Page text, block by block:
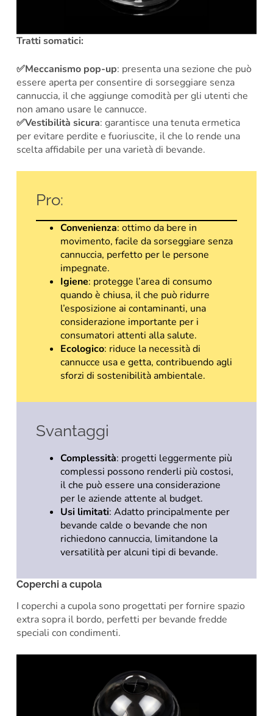
Tratti somatici:
✅Meccanismo pop-up: presenta una sezione che può
essere aperta per consentire di sorseggiare senza
cannuccia, il che aggiunge comodità per gli utenti che
non amano usare le cannucce.
✅Vestibilità sicura: garantisce una tenuta ermetica
per evitare perdite e fuoriuscite, il che lo rende una
scelta affidabile per una varietà di bevande.
Pro:
Convenienza: ottimo da bere in
movimento, facile da sorseggiare senza
cannuccia, perfetto per le persone
impegnate.
Igiene: protegge l’area di consumo
quando è chiusa, il che può ridurre
l’esposizione ai contaminanti, una
considerazione importante per i
consumatori attenti alla salute.
Ecologico: riduce la necessità di
cannucce usa e getta, contribuendo agli
sforzi di sostenibilità ambientale.
Svantaggi
Complessità: progetti leggermente più
complessi possono renderli più costosi,
il che può essere una considerazione
per le aziende attente al budget.
Usi limitati: Adatto principalmente per
bevande calde o bevande che non
richiedono cannuccia, limitandone la
versatilità per alcuni tipi di bevande.
Coperchi a cupola
I coperchi a cupola sono progettati per fornire spazio
extra sopra il bordo, perfetti per bevande fredde
speciali con condimenti.